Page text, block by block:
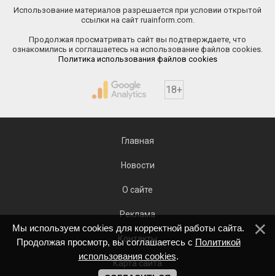
Использование материалов разрешается при условии открытой
ссылки на сайт ruainform.com.
Продолжая просматривать сайт вы подтверждаете, что
ознакомились и соглашаетесь на использование файлов cookies.
Политика использования файлов cookies
18+
Главная
Новости
О сайте
Реклама
Контакты
Карта сайта
Мы используем cookies для корректной работы сайта.
Продолжая просмотр, вы соглашаетесь с Политикой
использования cookies.